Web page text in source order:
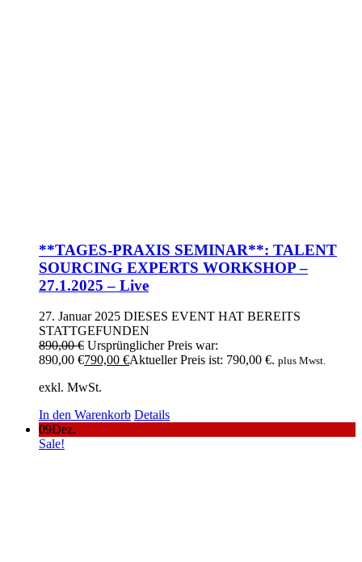
**TAGES-PRAXIS SEMINAR**: TALENT
SOURCING EXPERTS WORKSHOP –
27.1.2025 – Live
27. Januar 2025 DIESES EVENT HAT BEREITS
STATTGEFUNDEN
890,00€ Ursprünglicher Preis war:
890,00 €790,00 €Aktueller Preis ist: 790,00 €. plus Mwst.
exkl. MwSt.
In den Warenkorb Details
09Dez.
Sale!